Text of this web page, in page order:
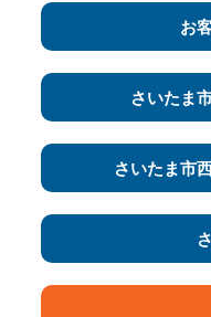
お
さいたま
さいたま市